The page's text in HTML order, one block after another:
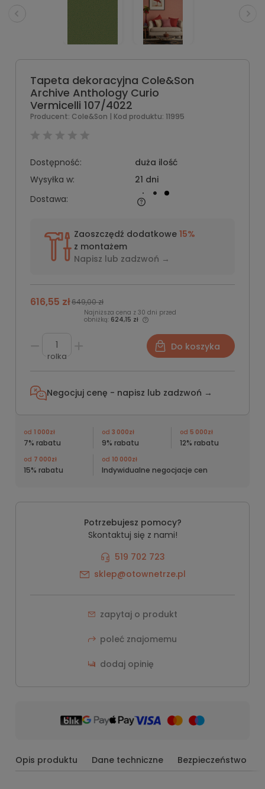
Tapeta dekoracyjna Cole&Son
Archive Anthology Curio
Vermicelli 107/4022
Producent: Cole&Son | Kod produktu: 11995
Dostępność:
duża ilość
Wysyłka w:
21 dni
Dostawa:
Zaoszczędź dodatkowe 15%
z montażem
Napisz lub zadzwoń →
616,55 zł649,00 zł
Najniższa cena z 30 dni przed
obniżką: 624,15 zł
rolka
Do koszyka
Negocjuj cenę - napisz lub zadzwoń →
od 1 000zł
7% rabatu
od 3 000zł
9% rabatu
od 5 000zł
12% rabatu
od 7 000zł
15% rabatu
od 10 000zł
Indywidualne negocjacje cen
Potrzebujesz pomocy?
Skontaktuj się z nami!
519 702 723
sklep@otownetrze.pl
zapytaj o produkt
poleć znajomemu
dodaj opinię
Opis produktu Dane techniczne Bezpieczeństwo